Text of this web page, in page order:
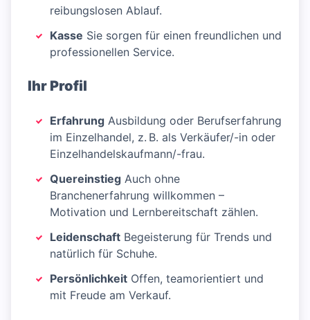
reibungslosen Ablauf.
Kasse Sie sorgen für einen freundlichen und
professionellen Service.
Ihr Profil
Erfahrung Ausbildung oder Berufserfahrung
im Einzelhandel, z. B. als Verkäufer/-in oder
Einzelhandelskaufmann/-frau.
Quereinstieg Auch ohne
Branchenerfahrung willkommen –
Motivation und Lernbereitschaft zählen.
Leidenschaft Begeisterung für Trends und
natürlich für Schuhe.
Persönlichkeit Offen, teamorientiert und
mit Freude am Verkauf.